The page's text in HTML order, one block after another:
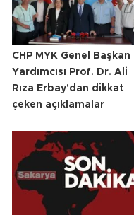
CHP MYK Genel Başkan
Yardımcısı Prof. Dr. Ali
Rıza Erbay'dan dikkat
çeken açıklamalar